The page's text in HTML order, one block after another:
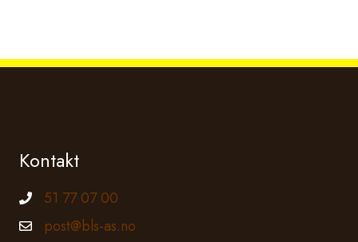
Kontakt
Telefonnummer
51 77 07 00
Epostadresse
post@bls-as.no